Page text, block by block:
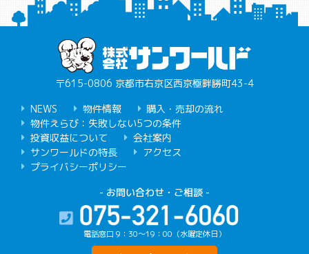
〒615-0806 京都市右京区西京極畔勝町43-4
NEWS
物件情報
購入・売却の流れ
物件えらび：失敗しない5つの条件
投資収益について
会社案内
サンワールドの特長
アクセス
プライバシーポリシー
- お問い合わせ・ご相談 -
電話窓口 9：30〜19：00（水曜定休日）